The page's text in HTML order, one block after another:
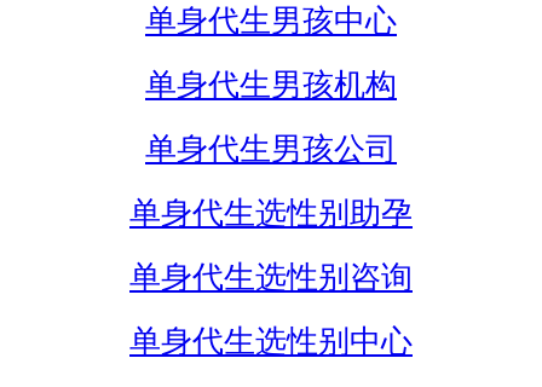
单身代生男孩中心
单身代生男孩机构
单身代生男孩公司
单身代生选性别助孕
单身代生选性别咨询
单身代生选性别中心